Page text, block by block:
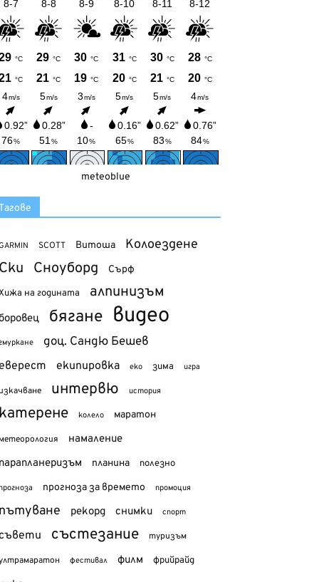
meteoblue
SCOTT Витоша Колоездене
Сноуборд Сърф
на годината алпинизъм
бягане видео
доц. Сандю Бешев
екипировка еко зима игра
интервю история
колело маратон
намаление
планина полезно
прогноза за времето промоция
рекорд снимки спорт
състезание туризъм
фестивал филм фрийрайд